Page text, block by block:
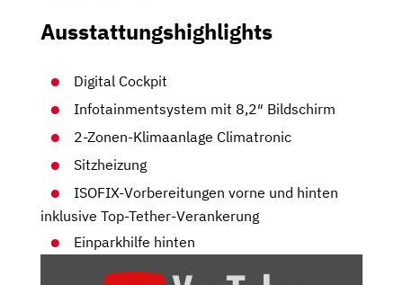
Ausstattungshighlights
Digital Cockpit
Infotainmentsystem mit 8,2″ Bildschirm
2-Zonen-Klimaanlage Climatronic
Sitzheizung
ISOFIX-Vorbereitungen vorne und hinten
inklusive Top-Tether-Verankerung
Einparkhilfe hinten